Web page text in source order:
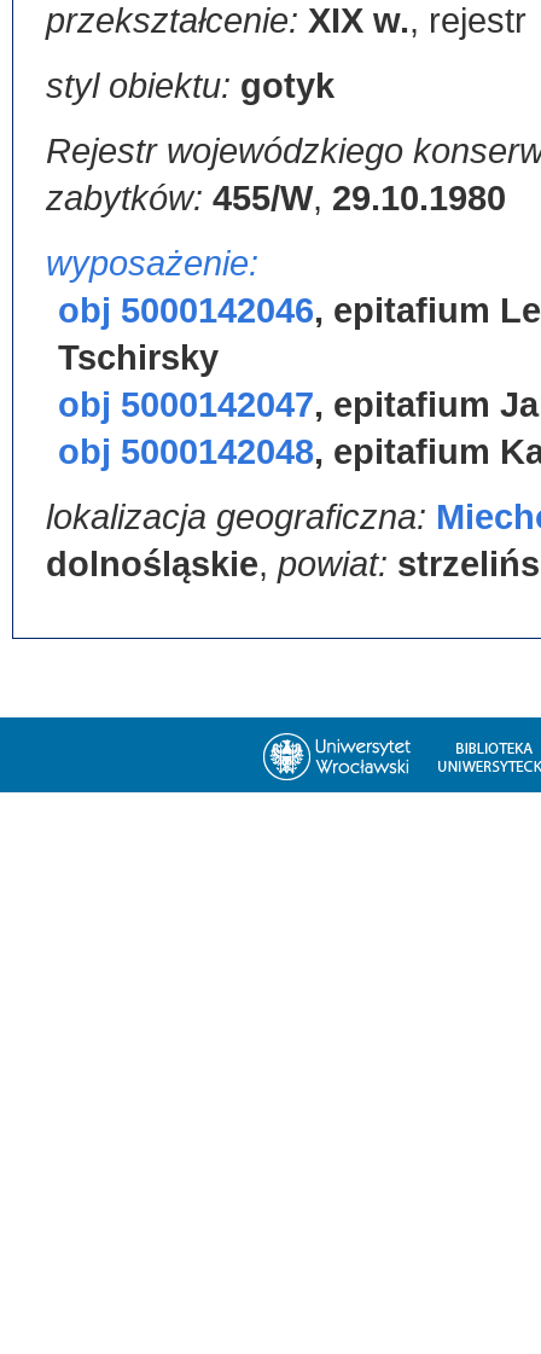
przekształcenie: XIX w., rejestr
styl obiektu: gotyk
Rejestr wojewódzkiego
zabytków: 455/W, 29.10.1980
wyposażenie:
obj 5000142046, epitafium
Tschirsky
obj 5000142047, epitafium
obj 5000142048, epitafium
lokalizacja geograficzna:
dolnośląskie, powiat: